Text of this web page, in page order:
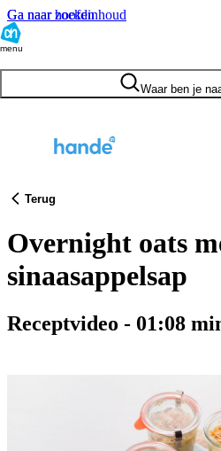
Ga naar hoofdinhoud
Ga naar zoeken
menu
Waar ben je
Terug
Overnight oats
sinaasappelsap
Receptvideo - 01:08